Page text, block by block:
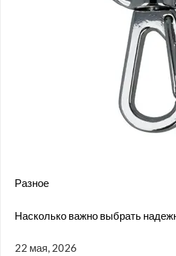
Разное
Насколько важно выбрать
22 мая, 2026